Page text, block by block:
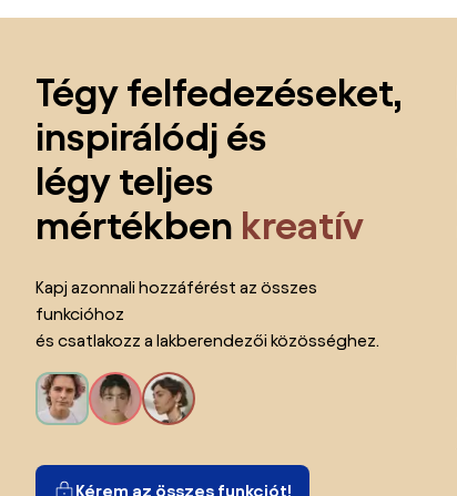
Tégy felfedezéseket,
inspirálódj és
légy teljes
mértékben kreatív
Kapj azonnali hozzáférést az összes
funkcióhoz
és csatlakozz a lakberendezői közösséghez.
Kérem az összes funkciót!